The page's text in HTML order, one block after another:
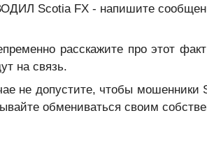
Scotia FX - напишите
расскажите про этот
на связь.
не допустите, чтобы мошенники
обмениваться своим